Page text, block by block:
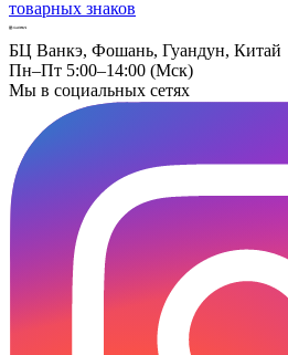
товарных знаков
БЦ Ванкэ, Фошань, Гуандун, Китай
Пн–Пт 5:00–14:00 (Мск)
Мы в социальных сетях